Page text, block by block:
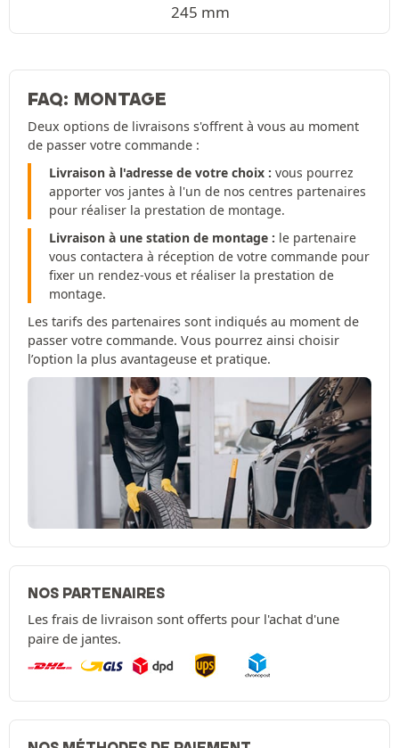
245 mm
FAQ: MONTAGE
Deux options de livraisons s'offrent à vous au moment
de passer votre commande :
Livraison à l'adresse de votre choix : vous pourrez
apporter vos jantes à l'un de nos centres partenaires
pour réaliser la prestation de montage.
Livraison à une station de montage : le partenaire
vous contactera à réception de votre commande pour
fixer un rendez-vous et réaliser la prestation de
montage.
Les tarifs des partenaires sont indiqués au moment de
passer votre commande. Vous pourrez ainsi choisir
l’option la plus avantageuse et pratique.
NOS PARTENAIRES
Les frais de livraison sont offerts pour l'achat d'une
paire de jantes.